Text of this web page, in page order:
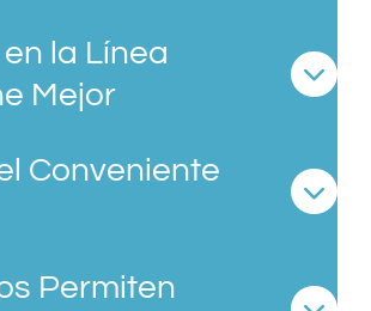
la Línea
Mejor
Conveniente
Permiten